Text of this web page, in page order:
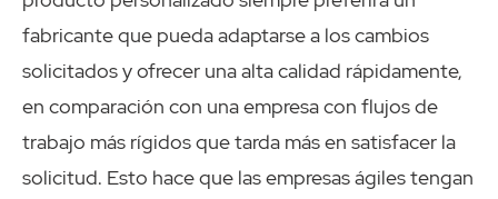
fabricante que pueda adaptarse a los cambios
solicitados y ofrecer una alta calidad rápidamente,
en comparación con una empresa con flujos de
trabajo más rígidos que tarda más en satisfacer la
solicitud. Esto hace que las empresas ágiles tengan